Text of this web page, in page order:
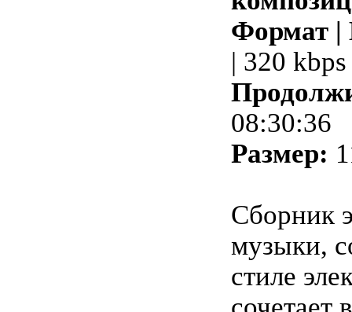
Формат |
| 320 kbps
08:30:36
Размер:
Сборник
музыки,
стиле